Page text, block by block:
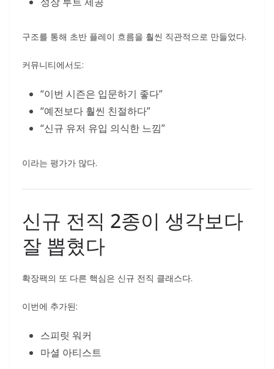
구조를 통해 초반 플레이 흐름을 훨씬 직관적으로 만들었다.
커뮤니티에서도:
“이번 시즌은 입문하기 좋다”
“예전보다 훨씬 친절하다”
“신규 유저 유입 의식한 느낌”
이라는 평가가 많다.
신규 전직 2종이 생각보다
잘 뽑혔다
확장팩의 또 다른 핵심은 신규 전직 클래스다.
이번에 추가된:
스피릿 워커
마셜 아티스트